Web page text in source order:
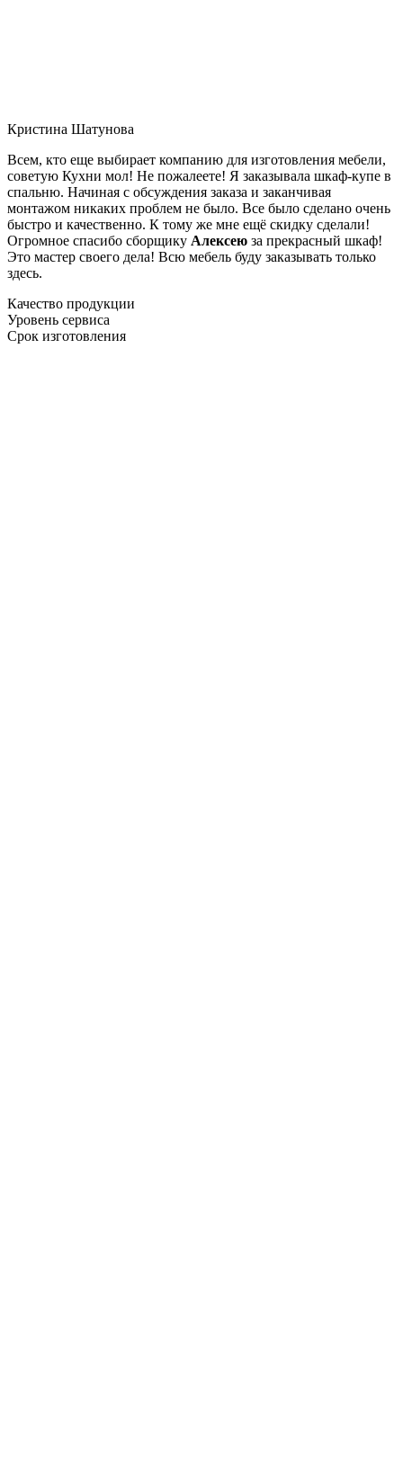
Кристина Шатунова
Всем, кто еще выбирает компанию для изготовления мебели,
советую Кухни мол! Не пожалеете! Я заказывала шкаф-купе в
спальню. Начиная с обсуждения заказа и заканчивая
монтажом никаких проблем не было. Все было сделано очень
быстро и качественно. К тому же мне ещё скидку сделали!
Огромное спасибо сборщику Алексею за прекрасный шкаф!
Это мастер своего дела! Всю мебель буду заказывать только
здесь.
Качество продукции
Уровень сервиса
Срок изготовления